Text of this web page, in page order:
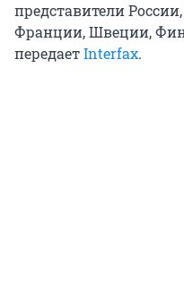
представители
Франции, Швеции,
передаетInterfax.